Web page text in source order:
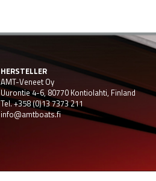
HERSTELLER
AMT-Veneet Oy
Uurontie 4-6, 80770 Kontiolahti, Finland
Tel. +358 (0)13 7373 211
info@amtboats.fi